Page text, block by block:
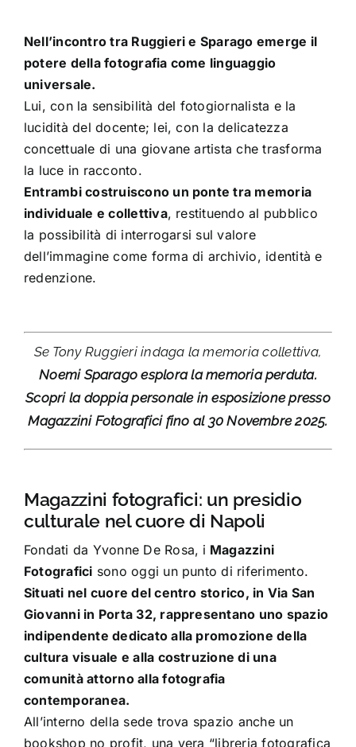
Nell’incontro tra Ruggieri e Sparago emerge il
potere della fotografia come linguaggio
universale.
Lui, con la sensibilità del fotogiornalista e la
lucidità del docente; lei, con la delicatezza
concettuale di una giovane artista che trasforma
la luce in racconto.
Entrambi costruiscono un ponte tra memoria
individuale e collettiva, restituendo al pubblico
la possibilità di interrogarsi sul valore
dell’immagine come forma di archivio, identità e
redenzione.
Se Tony Ruggieri indaga la memoria collettiva,
Noemi Sparago esplora la memoria perduta.
Scopri la doppia personale in esposizione presso
Magazzini Fotografici fino al 30 Novembre 2025.
Magazzini fotografici: un presidio
culturale nel cuore di Napoli
Fondati da Yvonne De Rosa, i Magazzini
Fotografici sono oggi un punto di riferimento.
Situati nel cuore del centro storico, in Via San
Giovanni in Porta 32, rappresentano uno spazio
indipendente dedicato alla promozione della
cultura visuale e alla costruzione di una
comunità attorno alla fotografia
contemporanea.
All’interno della sede trova spazio anche un
bookshop no profit, una vera “libreria fotografica